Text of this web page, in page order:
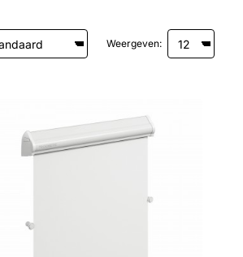
Weergeven: